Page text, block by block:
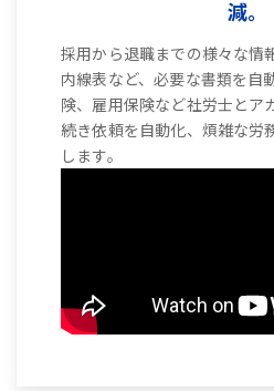
減。
採用から退職までの様々な情
内線表など、必要な書類を自
険、雇用保険など社労士とア
続き依頼を自動化、煩雑な労
します。